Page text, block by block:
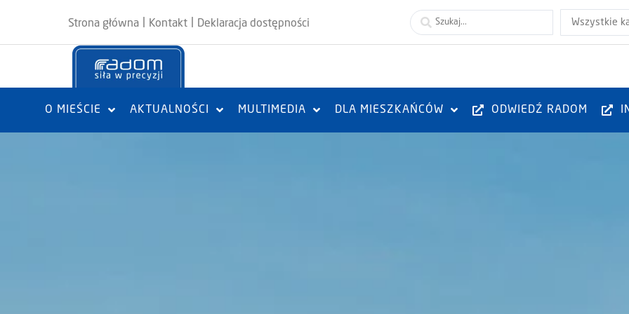
Strona główna Kontakt Deklaracja dostępności Wszystkie
O MIEŚCIE AKTUALNOŚCI MULTIMEDIA DLA MIESZKAŃCÓW ODWIEDŹ RADOM